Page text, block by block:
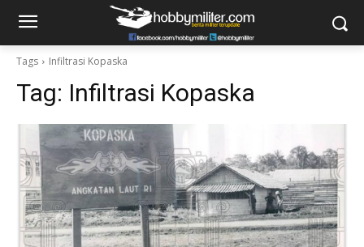
Tags Infiltrasi Kopaska
Tag: Infiltrasi Kopaska